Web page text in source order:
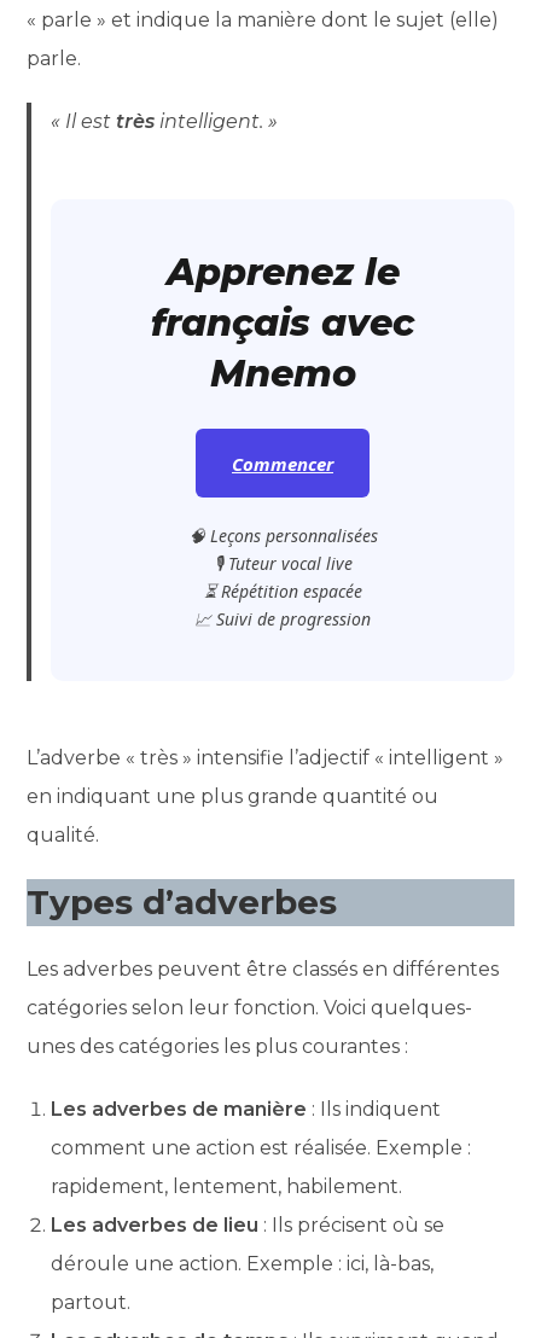
« parle » et indique la manière dont le sujet (elle)
parle.
« Il esttrès intelligent. »
Apprenez le
français avec
Mnemo
Commencer
🧠 Leçons personnalisées
🎙️ Tuteur vocal live
⏳ Répétition espacée
📈 Suivi de progression
L’adverbe « très » intensifie l’adjectif « intelligent »
en indiquant une plus grande quantité ou
qualité.
Types d’adverbes
Les adverbes peuvent être classés en différentes
catégories selon leur fonction. Voici quelques-
unes des catégories les plus courantes :
Les adverbes de manière : Ils indiquent
comment une action est réalisée. Exemple :
rapidement, lentement, habilement.
Les adverbes de lieu : Ils précisent où se
déroule une action. Exemple : ici, là-bas,
partout.